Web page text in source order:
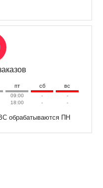
пт сб вс
09:00
18:00
-
-
-
-
обрабатываются ПН